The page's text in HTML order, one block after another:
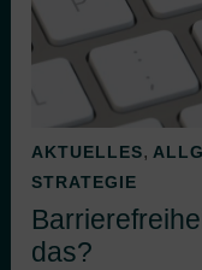
AKTUELLES,
STRATEGIE
das?